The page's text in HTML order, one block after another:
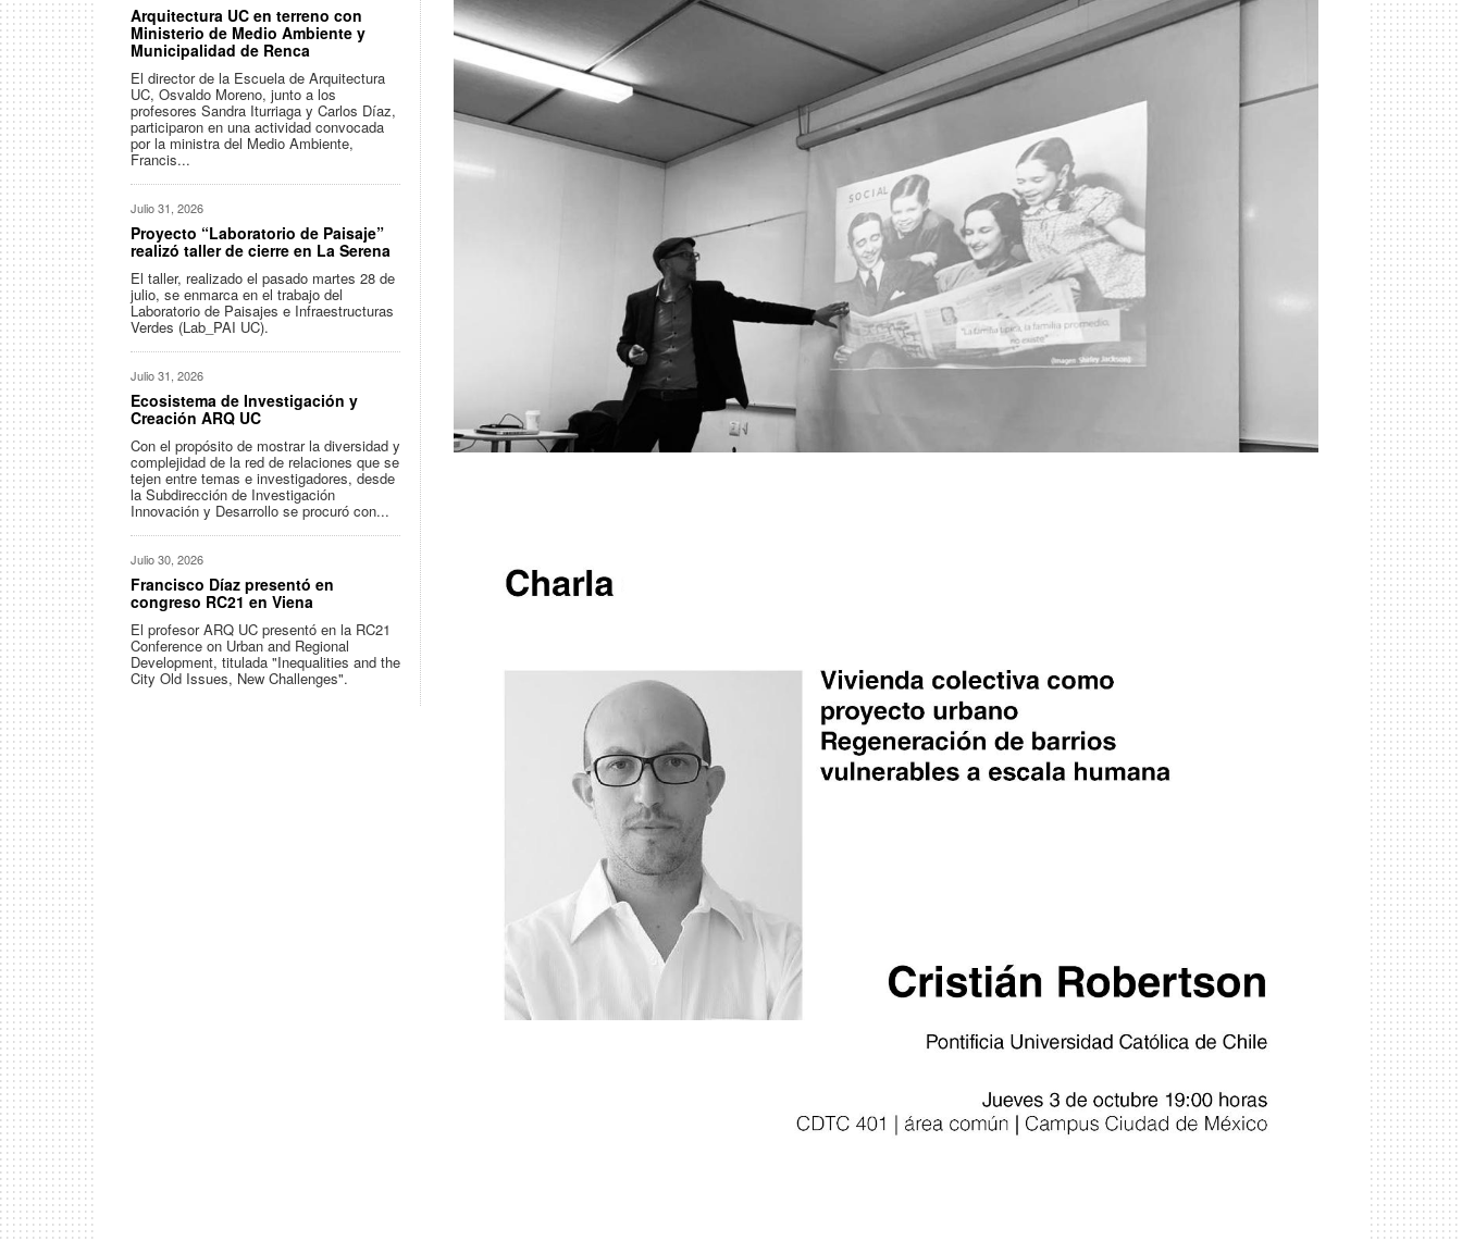
Arquitectura UC en terreno con
Ministerio de Medio Ambiente y
Municipalidad de Renca
El director de la Escuela de Arquitectura
UC, Osvaldo Moreno, junto a los
profesores Sandra Iturriaga y Carlos Díaz,
participaron en una actividad convocada
por la ministra del Medio Ambiente,
Francis...
Julio 31, 2026
Proyecto “Laboratorio de Paisaje”
realizó taller de cierre en La Serena
El taller, realizado el pasado martes 28 de
julio, se enmarca en el trabajo del
Laboratorio de Paisajes e Infraestructuras
Verdes (Lab_PAI UC).
Julio 31, 2026
Ecosistema de Investigación y
Creación ARQ UC
Con el propósito de mostrar la diversidad y
complejidad de la red de relaciones que se
tejen entre temas e investigadores, desde
la Subdirección de Investigación
Innovación y Desarrollo se procuró con...
Julio 30, 2026
Francisco Díaz presentó en
congreso RC21 en Viena
El profesor ARQ UC presentó en la RC21
Conference on Urban and Regional
Development, titulada "Inequalities and the
City Old Issues, New Challenges".